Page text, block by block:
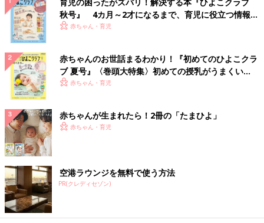
り」
健康的ですね！
低月齢の頃は、市販のおかしを与えることに抵抗のあるママ・パ
パが多いようですが…
「市販のお菓子の味を覚えてから、ママ・パパの手作りお菓子を
出しても笑顔がないまま食べており、見るに見かねました。なの
ご褒美ですよね。大人にもあるように」
市販のお菓子は、砂糖や添加物などを考えると賛否両論あります
が、子どもにとって最高にハッピーな時間かもしれませんね。た
だ、虫歯にならないように、歯磨きはしっかりと！
(文・井上裕紀子)
秋号』 4カ月～2才になるまで、育児に役立つ情報が
いっぱい！
赤ちゃん・育児
赤ちゃんのお世話まるわかり！『初めてのひよこクラ
ブ 夏号』〈巻頭大特集〉初めての授乳がうまくい
く！ おっぱい・ミルクの基本と夏のトラブル 解決テ
赤ちゃん・育児
赤ちゃんが生まれたら！2冊の「たまひよ」
赤ちゃん・育児
空港ラウンジを無料で使う方法
PR(クレディセゾン)